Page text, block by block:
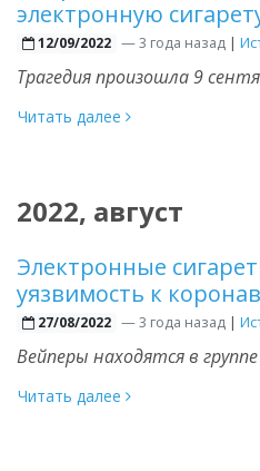
электронную
12/09/2022 —3 года назад |
Трагедия произошла 9
Читать далее
2022, август
Электронные
уязвимость к
27/08/2022 —3 года назад |
Вейперы находятся в
Читать далее